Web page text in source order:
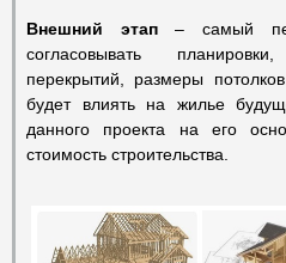
Внешний этап– самый
согласовывать
перекрытий, размеры
будет влиять на жилье
данного проекта на его
стоимость строительства.